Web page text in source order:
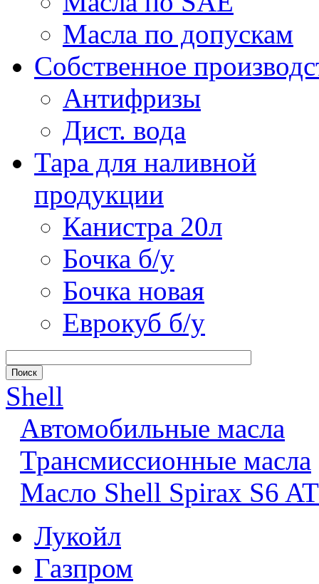
Масла по допускам
Собственное
Антифризы
Дист. вода
Тара для наливной
продукции
Канистра 20л
Бочка б/у
Бочка новая
Еврокуб б/у
Shell
Автомобильные масла
Трансмиссионные масла
Масло Shell Spirax S6
Лукойл
Газпром